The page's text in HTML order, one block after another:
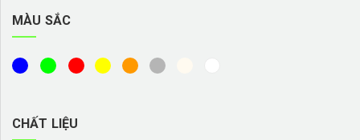
MÀU SẮC
CHẤT LIỆU